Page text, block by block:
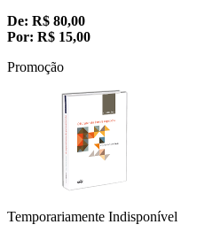
De: R$ 80,00
Por: R$ 15,00
Promoção
Temporariamente Indisponível